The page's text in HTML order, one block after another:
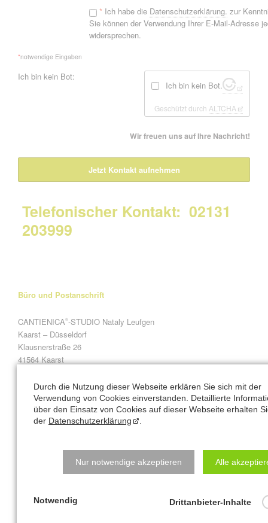
* Ich habe die Datenschutzerklärung. zur
Sie können der Verwendung Ihrer E-Mail-Adresse
widersprechen.
*notwendige Eingaben
Ich bin kein Bot:
Ich bin kein Bot.
Geschützt durch ALTCHA
Wir freuen uns auf Ihre Nachricht!
Jetzt Kontakt aufnehmen
Telefonischer Kontakt: 02131
203999
Büro und Postanschrift
CANTIENICA®-STUDIO Nataly Leufgen
Kaarst – Düsseldorf
Klausnerstraße 26
41564 Kaarst
Studio-Adresse in Kaarst:
Alte Heerstraße 61
41564 Kaarst
Natalys Blog
Durch die Nutzung dieser Webseite erklären Sie sich mit der
Verwendung von Cookies einverstanden. Detaillierte
über den Einsatz von Cookies auf dieser Webseite erhalten
der Datenschutzerklärung
Nur notwendige akzeptieren Alle
Notwendig Drittanbieter-Inhalte